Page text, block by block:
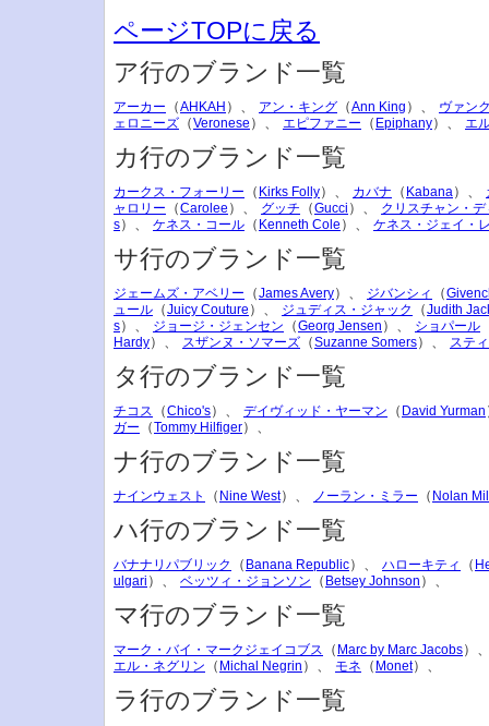
ページTOPに戻る
ア行のブランド一覧
アーカー （AHKAH ）、 アン・キング （Ann King ）、
ヴァン
ェロニーズ （Veronese ）、 エピファニー （ Epiphany）、 エ
カ行のブランド一覧
カークス・フォーリー （ Kirks Folly）、 カバナ （ Kabana）、
ャロリー
（Carolee ）、 グッチ （Gucci ）、
クリスチャン・
s）、 ケネス・コール （ Kenneth Cole ）、 ケネス・ジェイ・
サ行のブランド一覧
ジェームズ・アベリー （James Avery）、 ジバンシィ （
ュール （Juicy Couture ）、 ジュディス・ジャック （Judith
s）、 ジョージ・ジェンセン （Georg Jensen ）、 ショパール
Hardy）、 スザンヌ・ソマーズ （Suzanne Somers）、 ステ
タ行のブランド一覧
チコス （Chico's）、 デイヴィッド・ヤーマン （ David Yurman
ガー （Tommy Hilfiger）、
ナ行のブランド一覧
ナインウェスト （ Nine West）、 ノーラン・ミラー （ Nolan
ハ行のブランド一覧
バナナリパブリック （ Banana Republic）、 ハローキティ （
ulgari ）、 ベッツィ・ジョンソン （ Betsey Johnson ）、
マ行のブランド一覧
マーク・バイ・マークジェイコブス （ Marc by Marc Jacobs）
エル・ネグリン （ Michal Negrin ）、 モネ （ Monet）、
ラ行のブランド一覧